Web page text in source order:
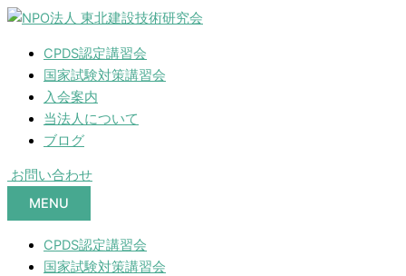
CPDS認定講習会
国家試験対策講習会
入会案内
当法人について
ブログ
お問い合わせ
MENU
CPDS認定講習会
国家試験対策講習会